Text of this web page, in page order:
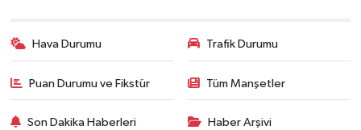
Hava Durumu Trafik Durumu
Puan Durumu ve Fikstür Tüm Manşetler
Son Dakika Haberleri Haber Arşivi